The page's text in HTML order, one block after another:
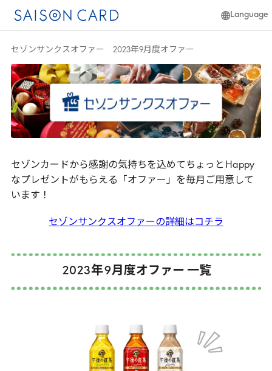
Language
English
セゾンサンクスオファー 2023年9月度オファー
セゾンカードから感謝の気持ちを込めてちょっと Happy
なプレゼントがもらえる「オファー」を毎月ご用意して
います！
セゾンサンクスオファーの詳細はコチラ
2023年9月度オファー 一覧